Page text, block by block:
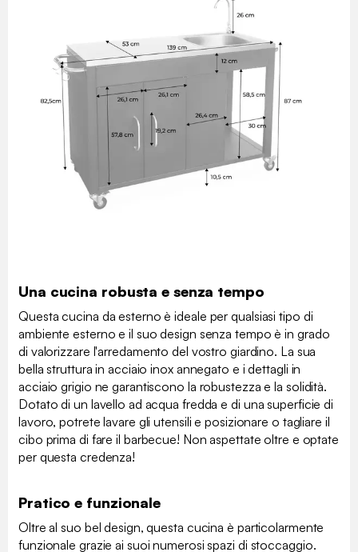
Una cucina robusta e senza tempo
Questa cucina da esterno è ideale per qualsiasi tipo di
ambiente esterno e il suo design senza tempo è in grado
di valorizzare l'arredamento del vostro giardino. La sua
bella struttura in acciaio inox annegato e i dettagli in
acciaio grigio ne garantiscono la robustezza e la solidità.
Dotato di un lavello ad acqua fredda e di una superficie di
lavoro, potrete lavare gli utensili e posizionare o tagliare il
cibo prima di fare il barbecue! Non aspettate oltre e optate
per questa credenza!
Pratico e funzionale
Oltre al suo bel design, questa cucina è particolarmente
funzionale grazie ai suoi numerosi spazi di stoccaggio.